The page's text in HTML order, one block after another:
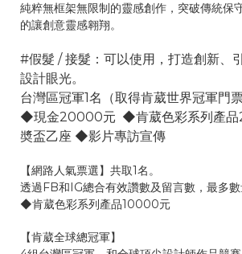
純粹無框架無限制的靈感創作，突破傳統保
的讓創意靈感翱翔。
#假髮 / 接髮：可以使用，打造創新、
設計眼光。
台灣區冠軍1名（取得肯葳世界冠軍門
◆現金20000元 ◆肯葳色彩系列產
奬盃乙座 ◆影片專訪宣傳
【網路人氣票選】共取1名。
透過FB和IG總合有效讚數及留言數，最多數
◆肯葳色彩系列產品10000元
【肯葳全球總冠軍】